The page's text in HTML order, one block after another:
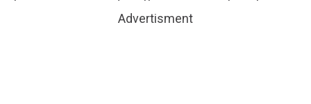
Advertisment